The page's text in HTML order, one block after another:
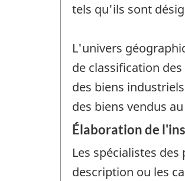
tels qu'ils sont
L'univers
de classification
des biens
des biens vendus
Élaboration de
Les spécialistes
description ou les